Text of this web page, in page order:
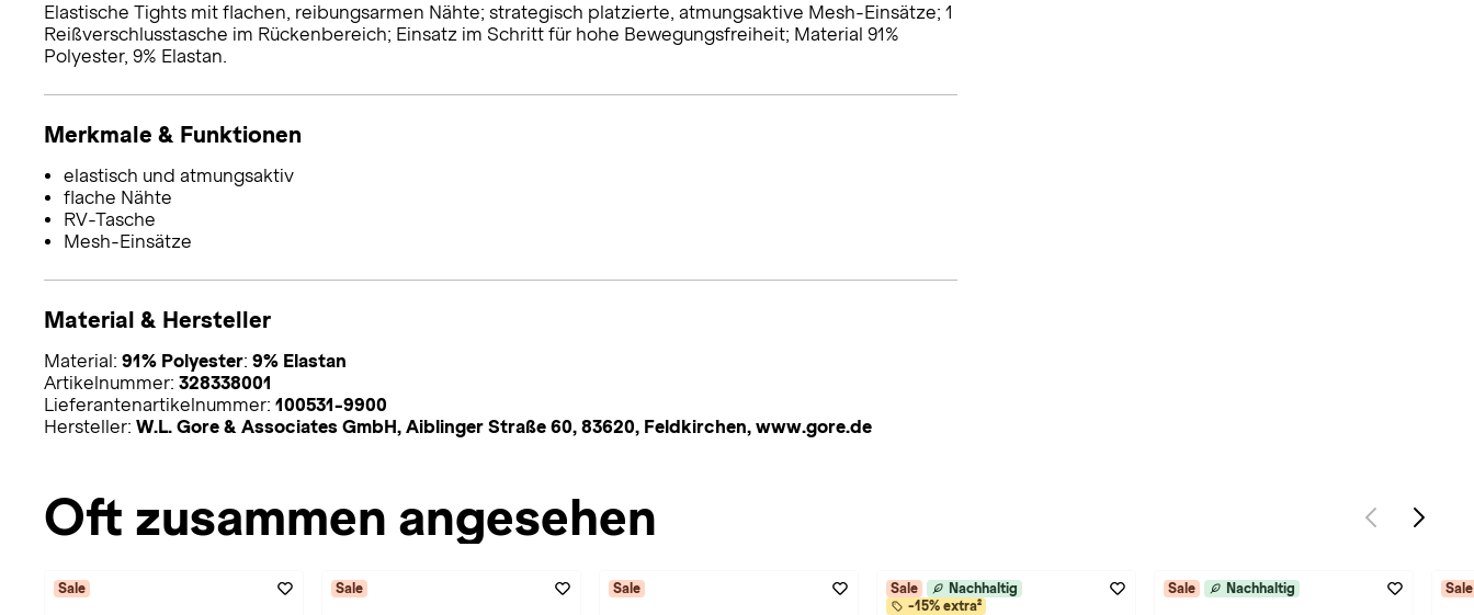
Elastische Tights mit flachen, reibungsarmen Nähte; strategisch platzierte, atmungsaktive Mesh-Einsätze; 1
Reißverschlusstasche im Rückenbereich; Einsatz im Schritt für hohe Bewegungsfreiheit; Material 91%
Polyester, 9% Elastan.
Merkmale & Funktionen
elastisch und atmungsaktiv
flache Nähte
RV-Tasche
Mesh-Einsätze
Material & Hersteller
Material: 91% Polyester: 9% Elastan
Artikelnummer: 328338001
Lieferantenartikelnummer: 100531-9900
Hersteller: W.L. Gore & Associates GmbH, Aiblinger Straße 60, 83620, Feldkirchen, www.gore.de
Oft zusammen angesehen
Sale Sale Sale Sale
Nachhaltig
-15% extra²
Sale Nachhaltig Sale